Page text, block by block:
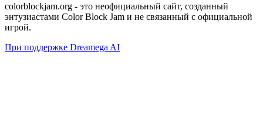
colorblockjam.org - это неофициальный сайт, созданный
энтузиастами Color Block Jam и не связанный с официальной
игрой.
При поддержке Dreamega AI